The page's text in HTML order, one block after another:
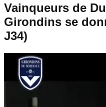
Vainqueurs de
Girondins se
J34)